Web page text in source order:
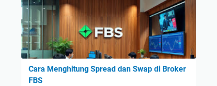
Cara Menghitung Spread dan Swap di Broker
FBS